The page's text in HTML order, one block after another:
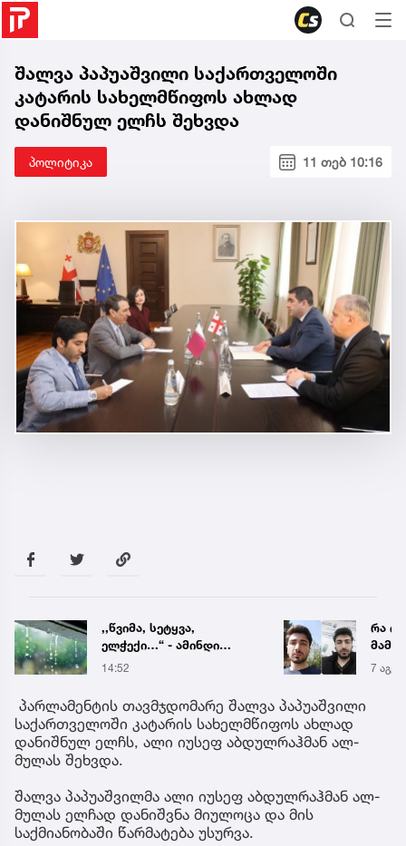
შალვა პაპუაშვილი საქართველოში
კატარის სახელმწიფოს ახლად
დანიშნულ ელჩს შეხვდა
პოლიტიკა 11 თებ 10:16
რა ისმის ნია იმნაძისა და
მამამისის ფარული
ჩანაწერიდან - გიგა
საქმე
7 აგვ 19:56 11
პარლამენტის თავმჯდომარე შალვა პაპუაშვილი
საქართველოში კატარის სახელმწიფოს ახლად
დანიშნულ ელჩს, ალი იუსეფ აბდულრაჰმან ალ-
მულას შეხვდა.
შალვა პაპუაშვილმა ალი იუსეფ აბდულრაჰმან ალ-
მულას ელჩად დანიშვნა მიულოცა და მის
საქმიანობაში წარმატება უსურვა.